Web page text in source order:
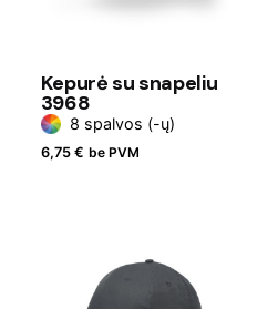
Kepurė su snapeliu
3968
8 spalvos (-ų)
6,75 € be PVM